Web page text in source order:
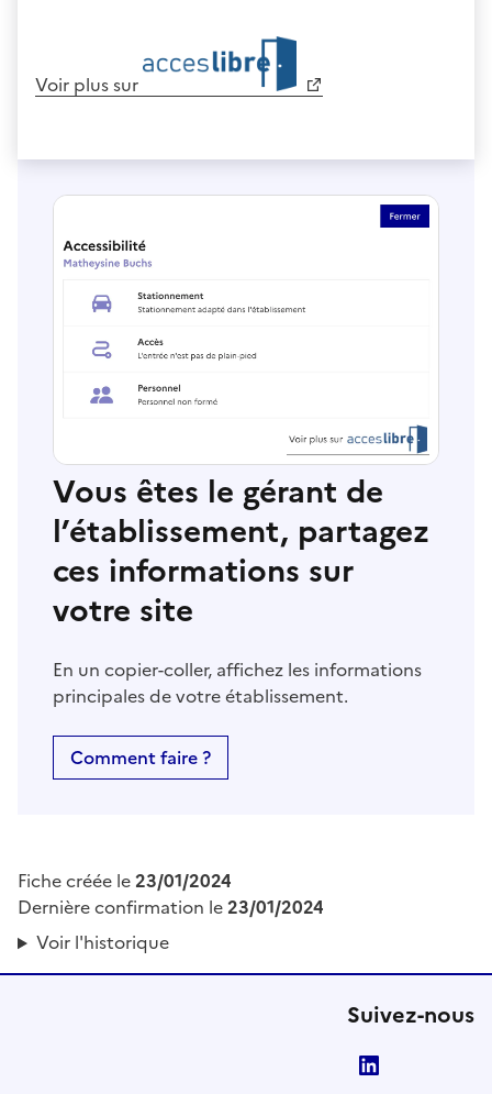
Voir plus sur
Vous êtes le gérant de
l’établissement, partagez
ces informations sur
votre site
En un copier-coller, affichez les informations
principales de votre établissement.
Comment faire ?
Fiche créée le23/01/2024
Dernière confirmation le23/01/2024
Voir l'historique
Suivez-nous